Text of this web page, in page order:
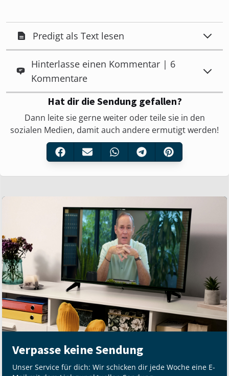
Predigt als Text lesen
Hinterlasse einen Kommentar | 6
Kommentare
Hat dir die Sendung gefallen?
Dann leite sie gerne weiter oder teile sie in den
sozialen Medien, damit auch andere ermutigt werden!
Verpasse keine Sendung
Unser Service für dich: Wir schicken dir jede Woche eine E-